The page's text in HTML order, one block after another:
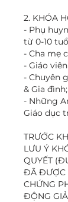
2. KHÓA
- Phụ
từ 0-10
- Cha mẹ
- Giáo
- Chuyên
& Gia đình;
- Những
Giáo dục
TRƯỚC
LƯU Ý
QUYẾT
ĐÃ ĐƯỢC
CHỨNG
ĐỘNG